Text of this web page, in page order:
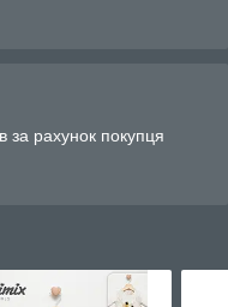
за рахунок покупця